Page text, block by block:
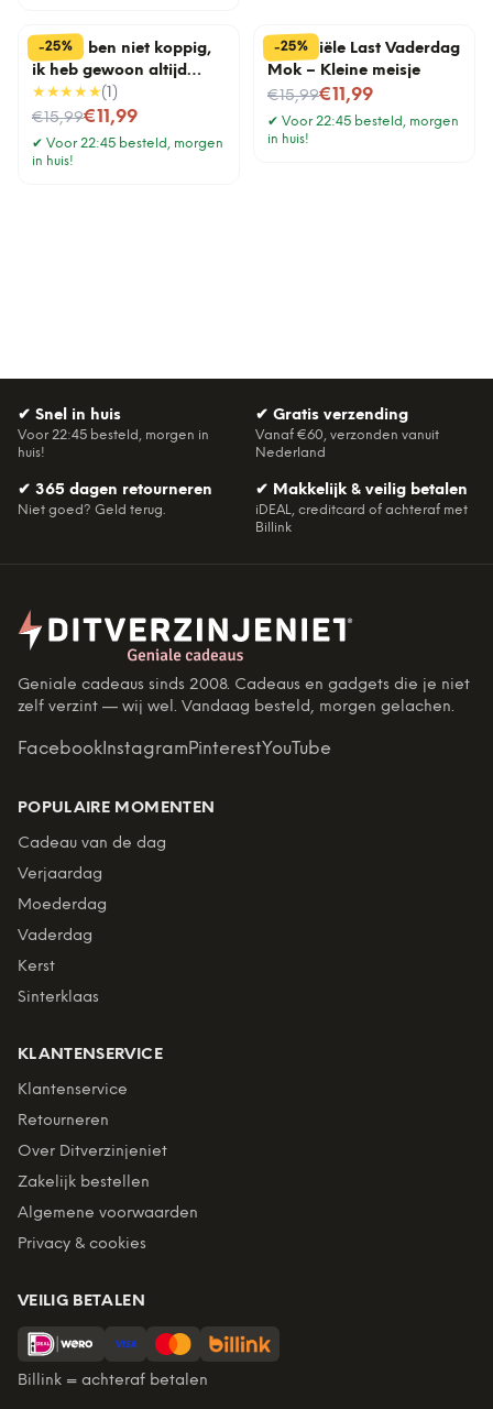
-25%
Mok Ik ben niet koppig,
ik heb gewoon altijd
gelijk
★★★★★( 1 )
€15,99
Nu voor€11,99
✔ Voor 22:45 besteld, morgen
in huis!
-25%
Financiële Last Vaderdag
Mok – Kleine meisje
€15,99
Nu voor€11,99
✔ Voor 22:45 besteld, morgen
in huis!
✔ Snel in huis
Voor 22:45 besteld, morgen in
huis!
✔ Gratis verzending
Vanaf €60, verzonden vanuit
Nederland
✔ 365 dagen retourneren
Niet goed? Geld terug.
✔ Makkelijk & veilig betalen
iDEAL, creditcard of achteraf met
Billink
Geniale cadeaus sinds 2008. Cadeaus en gadgets die je niet
zelf verzint — wij wel. Vandaag besteld, morgen gelachen.
Facebook InstagramPinterestYouTube
POPULAIRE MOMENTEN
Cadeau van de dag
Verjaardag
Moederdag
Vaderdag
Kerst
Sinterklaas
KLANTENSERVICE
Klantenservice
Retourneren
Over Ditverzinjeniet
Zakelijk bestellen
Algemene voorwaarden
Privacy & cookies
VEILIG BETALEN
Billink = achteraf betalen